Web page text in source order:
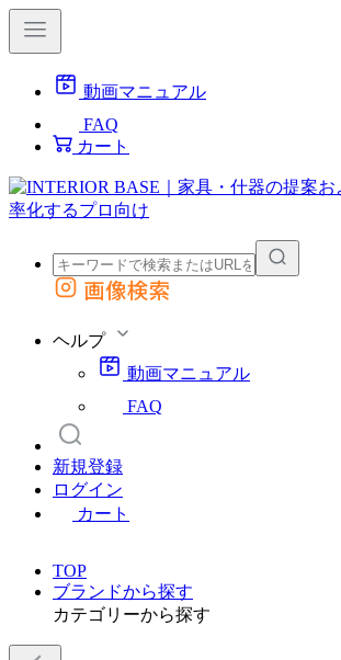
動画マニュアル
FAQ
カート
外部サイトの商品をカートに追加
画像検索
ヘルプ
動画マニュアル
FAQ
新規登録
ログイン
カート
TOP
ブランドから探す
カテゴリーから探す